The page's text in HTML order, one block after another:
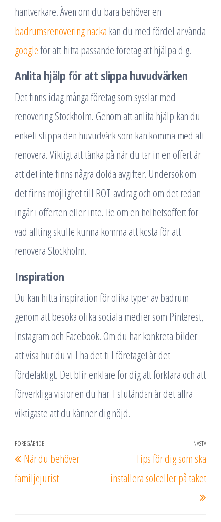
hantverkare. Även om du bara behöver en
badrumsrenovering nacka kan du med fördel använda
googleför att hitta passande företag att hjälpa dig.
Anlita hjälp för att slippa huvudvärken
Det finns idag många företag som sysslar med
renovering Stockholm. Genom att anlita hjälp kan du
enkelt slippa den huvudvärk som kan komma med att
renovera. Viktigt att tänka på när du tar in en offert är
att det inte finns några dolda avgifter. Undersök om
det finns möjlighet till ROT-avdrag och om det redan
ingår i offerten eller inte. Be om en helhetsoffert för
vad allting skulle kunna komma att kosta för att
renovera Stockholm.
Inspiration
Du kan hitta inspiration för olika typer av badrum
genom att besöka olika sociala medier som Pinterest,
Instagram och Facebook. Om du har konkreta bilder
att visa hur du vill ha det till företaget är det
fördelaktigt. Det blir enklare för dig att förklara och att
förverkliga visionen du har. I slutändan är det allra
viktigaste att du känner dig nöjd.
Inläggsnavigering
Föregående
inlägg
FÖREGÅENDE
När du behöver
familjejurist
NÄSTA
Tips för dig som ska
installera solceller på taket